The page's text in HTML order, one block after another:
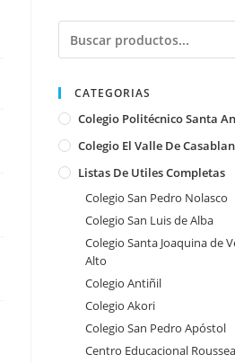
LA
Buscar
CATEGORIAS
Colegio Politécnico Santa
Colegio El Valle De
Listas De Utiles Completas
Colegio San Pedro Nolasco
Colegio San Luis de Alba
Colegio Santa Joaquina de
Alto
Colegio Antiñil
Colegio Akori
Colegio San Pedro Apóstol
Centro Educacional